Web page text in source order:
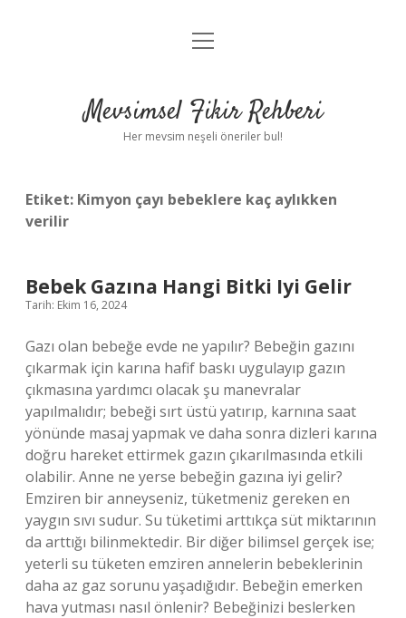
Anasayfa
Yasal Uyarı
menüyü
Mevsimsel Fikir Rehberi
Her mevsim neşeli öneriler bul!
Etiket: Kimyon çayı bebeklere kaç aylıkken
verilir
Bebek Gazına Hangi Bitki Iyi Gelir
Tarih: Ekim 16, 2024
Gazı olan bebeğe evde ne yapılır? Bebeğin gazını
çıkarmak için karına hafif baskı uygulayıp gazın
çıkmasına yardımcı olacak şu manevralar
yapılmalıdır; bebeği sırt üstü yatırıp, karnına saat
yönünde masaj yapmak ve daha sonra dizleri karına
doğru hareket ettirmek gazın çıkarılmasında etkili
olabilir. Anne ne yerse bebeğin gazına iyi gelir?
Emziren bir anneyseniz, tüketmeniz gereken en
yaygın sıvı sudur. Su tüketimi arttıkça süt miktarının
da arttığı bilinmektedir. Bir diğer bilimsel gerçek ise;
yeterli su tüketen emziren annelerin bebeklerinin
daha az gaz sorunu yaşadığıdır. Bebeğin emerken
hava yutması nasıl önlenir? Bebeğinizi beslerken